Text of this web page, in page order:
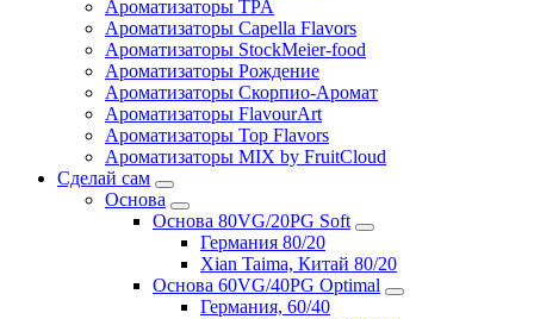
Ароматизаторы TPA
Ароматизаторы Capella Flavors
Ароматизаторы StockMeier-food
Ароматизаторы Рождение
Ароматизаторы Скорпио-Аромат
Ароматизаторы FlavourArt
Ароматизаторы Top Flavors
Ароматизаторы MIX by FruitCloud
Сделай сам
Основа
Основа 80VG/20PG Soft
Германия 80/20
Xian Taima, Китай 80/20
Основа 60VG/40PG Optimal
Германия, 60/40